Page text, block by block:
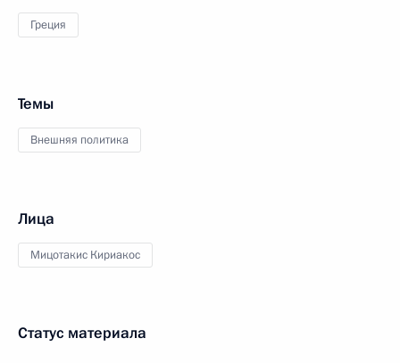
Греция
Темы
Внешняя политика
Лица
Мицотакис Кириакос
Статус материала